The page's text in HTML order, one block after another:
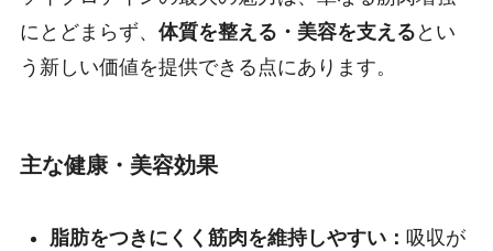
にとどまらず、 体質を整える・美容を支える とい
う新しい価値を提供できる点にあります。
主な健康・美容効果
脂肪をつきにくく筋肉を維持しやすい： 吸収が